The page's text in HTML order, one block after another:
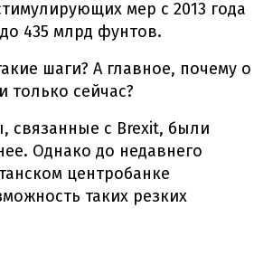
мер с 2013 года
435 млрд фунтов.
шаги? А главное, почему о
только сейчас?
связанные с Brexit, были
Однако до недавнего
центробанке
таких резких